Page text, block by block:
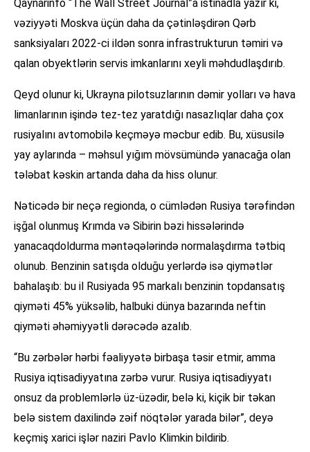
Qaynarinfo “The Wall Street Journal”a istinadla yazır ki,
vəziyyəti Moskva üçün daha da çətinləşdirən Qərb
sanksiyaları 2022-ci ildən sonra infrastrukturun təmiri və
qalan obyektlərin servis imkanlarını xeyli məhdudlaşdırıb.
Qeyd olunur ki, Ukrayna pilotsuzlarının dəmir yolları və hava
limanlarının işində tez-tez yaratdığı nasazlıqlar daha çox
rusiyalını avtomobilə keçməyə məcbur edib. Bu, xüsusilə
yay aylarında – məhsul yığım mövsümündə yanacağa olan
tələbat kəskin artanda daha da hiss olunur.
Nəticədə bir neçə regionda, o cümlədən Rusiya tərəfindən
işğal olunmuş Krımda və Sibirin bəzi hissələrində
yanacaqdoldurma məntəqələrində normalaşdırma tətbiq
olunub. Benzinin satışda olduğu yerlərdə isə qiymətlər
bahalaşıb: bu il Rusiyada 95 markalı benzinin topdansatış
qiyməti 45% yüksəlib, halbuki dünya bazarında neftin
qiyməti əhəmiyyətli dərəcədə azalıb.
“Bu zərbələr hərbi fəaliyyətə birbaşa təsir etmir, amma
Rusiya iqtisadiyyatına zərbə vurur. Rusiya iqtisadiyyatı
onsuz da problemlərlə üz-üzədir, belə ki, kiçik bir təkan
belə sistem daxilində zəif nöqtələr yarada bilər”, deyə
keçmiş xarici işlər naziri Pavlo Klimkin bildirib.